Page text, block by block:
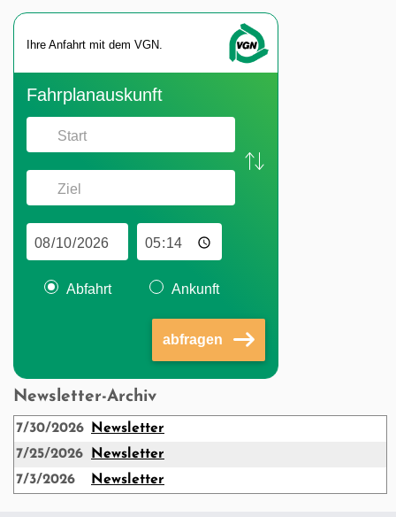
Ihre An­fahrt mit dem VGN.
Fahr­plan­aus­kunft
Abfahrt Ankunft
abfragen
Newsletter-Archiv
7/30/2026 Newsletter
7/25/2026
Newsletter
7/3/2026
Newsletter